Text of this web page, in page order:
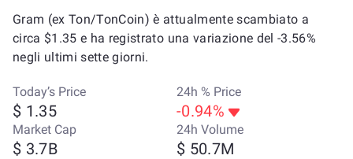
Gram (ex Ton/TonCoin) è attualmente scambiato a
circa $1.35 e ha registrato una variazione del -3.56%
negli ultimi sette giorni.
Today’s Price
$ 1.35
24h % Price
-0.94%
Market Cap
$ 3.7B
24h Volume
$ 50.7M